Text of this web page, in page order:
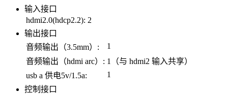
输入接口
hdmi2.0(hdcp2.2): 2
输出接口
音频输出（3.5mm）:
1
音频输出（hdmi arc）: 1（与 hdmi2 输入共享）
usb a 供电5v/1.5a:
1
控制接口